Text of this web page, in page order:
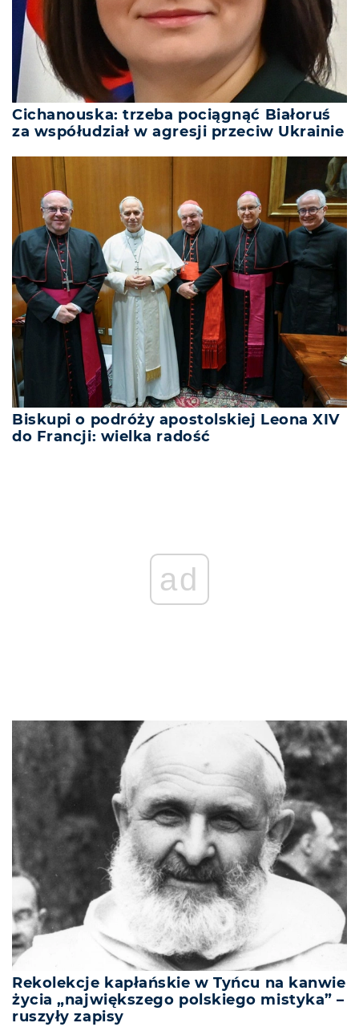
Cichanouska: trzeba pociągnąć Białoruś
za współudział w agresji przeciw Ukrainie
Biskupi o podróży apostolskiej Leona XIV
do Francji: wielka radość
ad
Rekolekcje kapłańskie w Tyńcu na kanwie
życia „największego polskiego mistyka” –
ruszyły zapisy